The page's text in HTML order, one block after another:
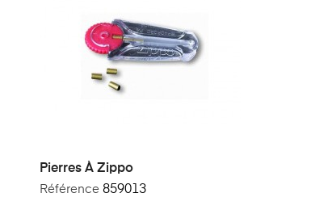
Pierres À Zippo
Référence 859013